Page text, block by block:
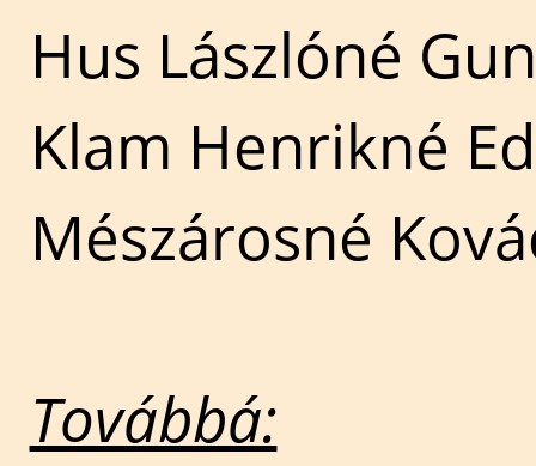
Hus Lászlóné
Klam Henrikné
Mészárosné
Továbbá: